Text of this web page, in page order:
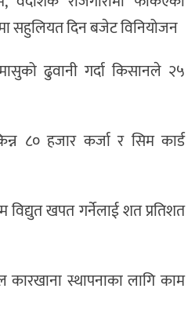
सहुलियत दिन बजेट विनियोजन
ढुवानी गर्दा किसानले २५
८० हजार कर्जा र सिम कार्ड
विद्युत खपत गर्नेलाई शत प्रतिशत
कारखाना स्थापनाका लागि काम